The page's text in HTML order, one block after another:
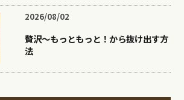
2026/08/02
贅沢〜もっともっと！から抜け出す方
法